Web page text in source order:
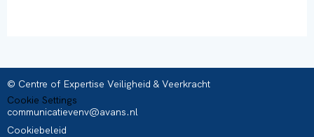
© Centre of Expertise Veiligheid & Veerkracht
Cookie Settings
communicatievenv@avans.nl
Cookiebeleid